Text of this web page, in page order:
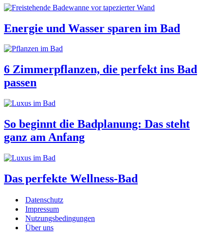
Energie und Wasser sparen im Bad
6 Zimmerpflanzen, die perfekt ins Bad
passen
So beginnt die Badplanung: Das steht
ganz am Anfang
Das perfekte Wellness-Bad
Datenschutz
Impressum
Nutzungsbedingungen
Über uns